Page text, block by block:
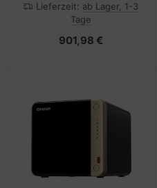
Lieferzeit: ab Lager, 1-3
Tage
901,98 €